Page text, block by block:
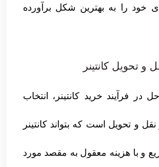
خود را به بهترین شکل برآورده
تحویل کانتینر
در فرآیند خرید کانتینر، انتخاب
و تحویل است که بتواند کانتینر
و با هزینه معقول به مقصد مورد